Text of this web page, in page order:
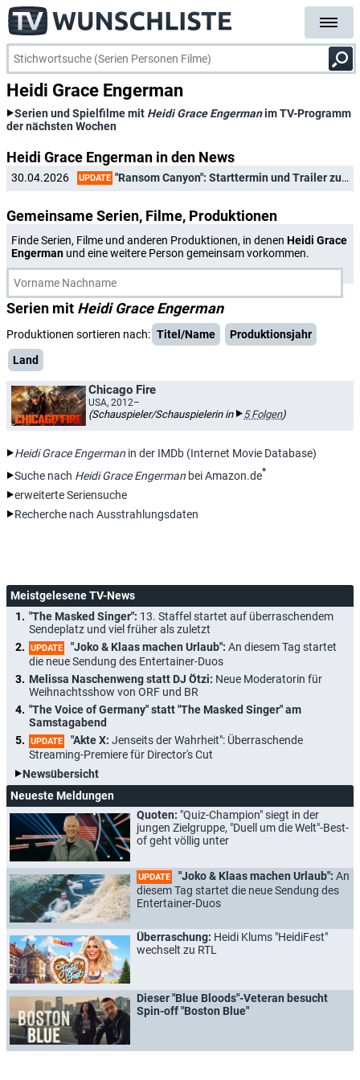
Heidi Grace Engerman
Serien und Spielfilme mit Heidi Grace Engermanim TV-Programm
der nächsten Wochen
Heidi Grace Engerman in den News
30.04.2026 UPDATE "Ransom Canyon": Starttermin und Trailer zu Staffel 2 des Wohlfühldramas
Gemeinsame Serien, Filme, Produktionen
Finde Serien, Filme und anderen Produktionen, in denen Heidi Grace
Engerman und eine weitere Person gemeinsam vorkommen.
Serien mit Heidi Grace Engerman
Produktionen sortieren nach: Titel/Name
Produktionsjahr
Land
Chicago Fire
USA, 2012–
(Schauspieler/Schauspielerin in 5 Folgen)
Heidi Grace Engerman in der IMDb (Internet Movie Database)
Suche nach Heidi Grace Engerman bei Amazon.de*
erweiterte Seriensuche
Recherche nach Ausstrahlungsdaten
Meistgelesene TV-News
"The Masked Singer": 13. Staffel startet auf überraschendem
Sendeplatz und viel früher als zuletzt
UPDATE "Joko & Klaas machen Urlaub": An diesem Tag startet
die neue Sendung des Entertainer-Duos
Melissa Naschenweng statt DJ Ötzi: Neue Moderatorin für
Weihnachtsshow von ORF und BR
"The Voice of Germany" statt "The Masked Singer" am
Samstagabend
UPDATE "Akte X: Jenseits der Wahrheit": Überraschende
Streaming-Premiere für Director's Cut
Newsübersicht
Neueste Meldungen
Quoten: "Quiz-Champion" siegt in der
jungen Zielgruppe, "Duell um die Welt"-Best-
of geht völlig unter
UPDATE "Joko & Klaas machen Urlaub": An
diesem Tag startet die neue Sendung des
Entertainer-Duos
Überraschung: Heidi Klums "HeidiFest"
wechselt zu RTL
Dieser "Blue Bloods"-Veteran besucht
Spin-off "Boston Blue"